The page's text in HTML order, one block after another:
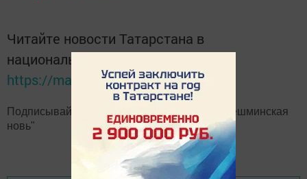
Читайте новости Татарстана в
национальном мессенджере MАХ:
https://max.ru/tatmedia
Подписывайтесь на наш
"Шешминская
новь"